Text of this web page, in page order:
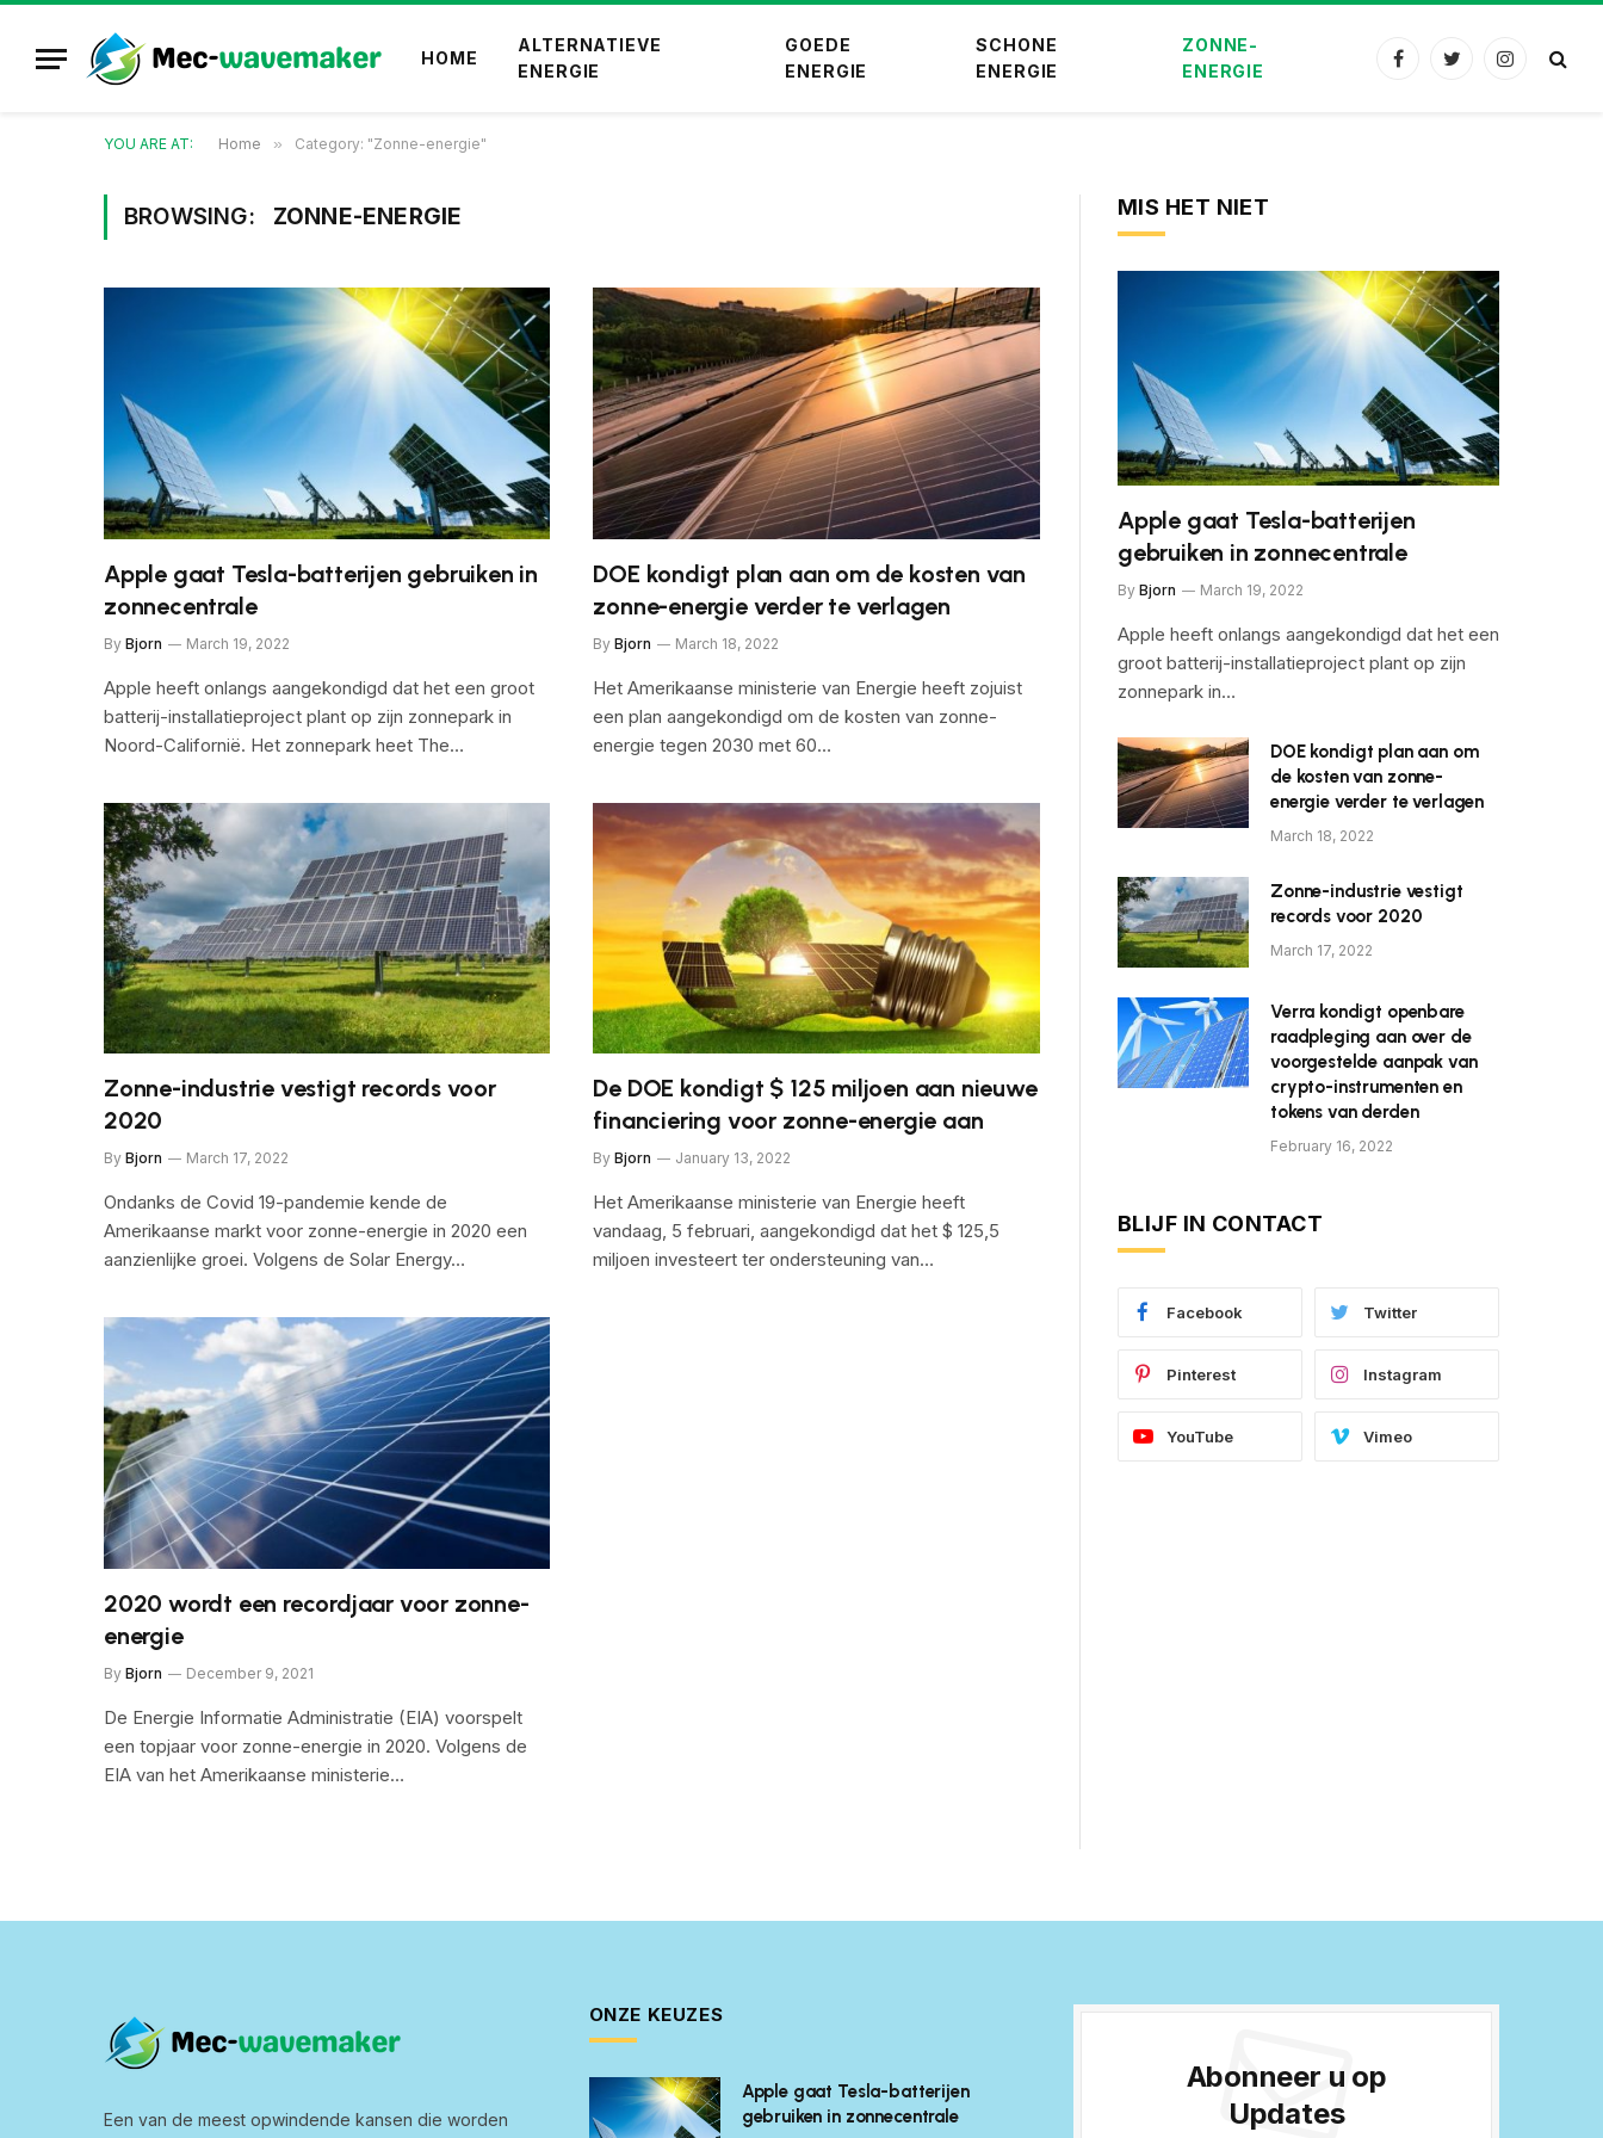
HOME
ALTERNATIEVE
ENERGIE
GOEDE
ENERGIE
SCHONE
ENERGIE
ZONNE-
ENERGIE
FacebookTwitterInstagram
YOU ARE AT: Home » Category: "Zonne-energie"
BROWSING: ZONNE-ENERGIE
Apple gaat Tesla-batterijen gebruiken in
zonnecentrale
By Bjorn March 19, 2022
Apple heeft onlangs aangekondigd dat het een groot
batterij-installatieproject plant op zijn zonnepark in
Noord-Californië. Het zonnepark heet The…
DOE kondigt plan aan om de kosten van
zonne-energie verder te verlagen
By Bjorn March 18, 2022
Het Amerikaanse ministerie van Energie heeft zojuist
een plan aangekondigd om de kosten van zonne-
energie tegen 2030 met 60…
Zonne-industrie vestigt records voor
2020
By Bjorn March 17, 2022
Ondanks de Covid 19-pandemie kende de
Amerikaanse markt voor zonne-energie in 2020 een
aanzienlijke groei. Volgens de Solar Energy…
De DOE kondigt $ 125 miljoen aan nieuwe
financiering voor zonne-energie aan
By Bjorn January 13, 2022
Het Amerikaanse ministerie van Energie heeft
vandaag, 5 februari, aangekondigd dat het $ 125,5
miljoen investeert ter ondersteuning van…
2020 wordt een recordjaar voor zonne-
energie
By Bjorn December 9, 2021
De Energie Informatie Administratie (EIA) voorspelt
een topjaar voor zonne-energie in 2020. Volgens de
EIA van het Amerikaanse ministerie…
MIS HET NIET
Apple gaat Tesla-batterijen
gebruiken in zonnecentrale
By Bjorn March 19, 2022
Apple heeft onlangs aangekondigd dat het een
groot batterij-installatieproject plant op zijn
zonnepark in…
DOE kondigt plan aan om
de kosten van zonne-
energie verder te verlagen
March 18, 2022
Zonne-industrie vestigt
records voor 2020
March 17, 2022
Verra kondigt openbare
raadpleging aan over de
voorgestelde aanpak van
crypto-instrumenten en
tokens van derden
February 16, 2022
BLIJF IN CONTACT
Facebook Twitter
Pinterest Instagram
YouTube Vimeo
Een van de meest opwindende kansen die worden
ONZE KEUZES
Apple gaat Tesla-batterijen
gebruiken in zonnecentrale
Abonneer u op
Updates